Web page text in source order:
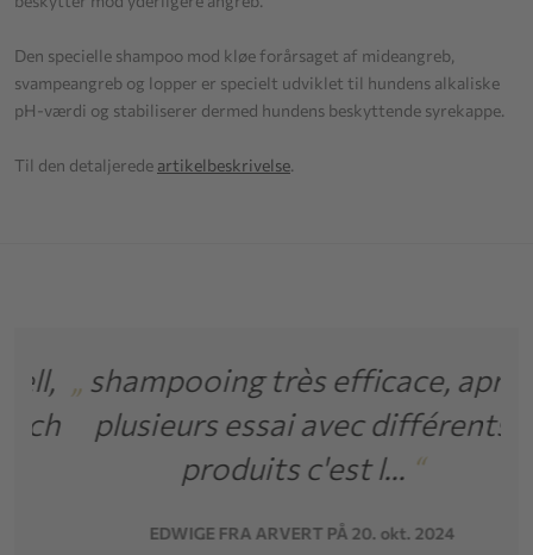
Den specielle shampoo mod kløe forårsaget af mideangreb,
svampeangreb og lopper er specielt udviklet til hundens alkaliske
pH-værdi og stabiliserer dermed hundens beskyttende syrekappe.
Til den detaljerede artikelbeskrivelse.
„shampooing très efficace, après
plusieurs essai avec différents
produits c'est l...“
EDWIGE FRA ARVERT PÅ 20. okt. 2024